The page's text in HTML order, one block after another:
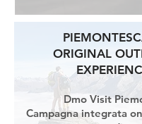
ORIGINAL
Dmo Visit
Campagna integrata